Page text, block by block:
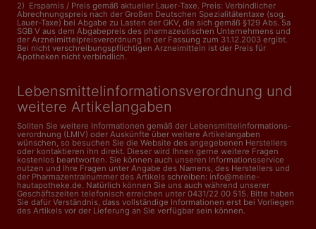
2) Ersparnis / Preis gemäß aktueller Lauer-Taxe. Preis: Verbindlicher
Abrechnungspreis nach der Großen Deutschen Spezialitätentaxe (sog.
Lauer-Taxe) bei Abgabe zu Lasten der GKV, die sich gemäß §129 Abs. 5a
SGB V aus dem Abgabepreis des pharmazeutischen Unternehmens und
der Arzneimittelpreisverordnung in der Fassung zum 31.12.2003 ergibt.
Bei nicht verschreibungspflichtigen Arzneimitteln ist der Preis für
Apotheken nicht verbindlich.
Lebensmittelinformations­verordnung und
weitere Artikelangaben
Sollten Sie weitere Informationen gemäß der Lebensmittel­informations­
verordnung (LMIV) oder Auskünfte über weitere Artikelangaben
wünschen, so besuchen Sie die Website des angegebenen Herstellers
oder kontaktieren ihn direkt. Dieser wird Ihnen gerne weitere Fragen
kostenlos beantworten. Sie können auch unseren Informationsservice
nutzen und Ihre Fragen unter Angabe des Namens, des Herstellers und
der Pharmazentralnummer des Artikels schreiben: info@meine-
hautapotheke.de. Natürlich können Sie uns auch während unserer
Geschäftszeiten telefonisch erreichen unter 0431/22 00 515. Bitte haben
Sie dafür Verständnis, dass vollständige Informationen erst bei Vorliegen
des Artikels vor der Lieferung an Sie verfügbar sein können.